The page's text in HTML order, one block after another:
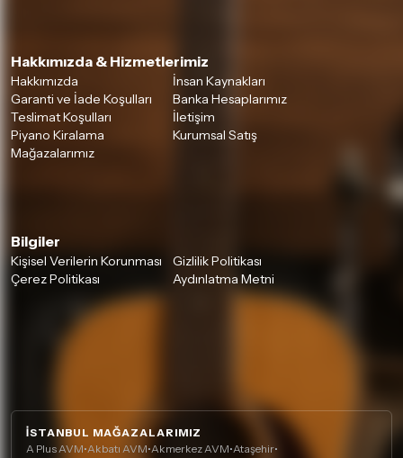
Hakkımızda & Hizmetlerimiz
Hakkımızda
İnsan Kaynakları
Garanti ve İade Koşulları
Banka Hesaplarımız
Teslimat Koşulları
İletişim
Piyano Kiralama
Kurumsal Satış
Mağazalarımız
Bilgiler
Kişisel Verilerin Korunması
Gizlilik Politikası
Çerez Politikası
Aydınlatma Metni
İSTANBUL MAĞAZALARIMIZ
A Plus AVM•Akbatı AVM•Akmerkez AVM•Ataşehir•